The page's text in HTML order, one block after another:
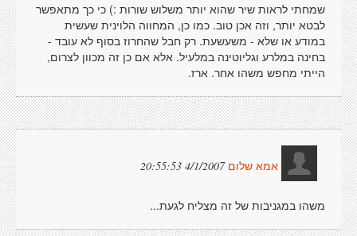
שמחתי לראות שיר שהוא יותר משלוש שורות :) כי כך מתאפשר
לבטא יותר, וזה אכן טוב. כמו כן, המחווה הלוינית שעשית
במודע או שלא - משעשעת. רק חבל שהחרוז בסוף לא עובד -
בחינה במלרע וגליוטינה במלעיל. אלא אם כן זה מכוון לצרום,
הייתי מחפש משהו אחר. ארז.
אמא שלום 4/1/2007 20:55:53
משהו במגניבות של זה מצליח לגעת...